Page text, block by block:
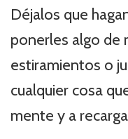
Déjalos que
ponerles algo de
estiramientos o
cualquier cosa
mente y a